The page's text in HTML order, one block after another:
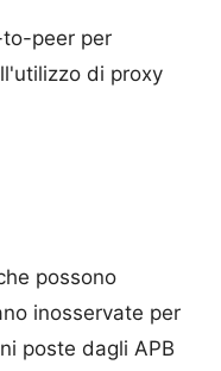
peer per
di proxy
possono
inosservate per
poste dagli APB